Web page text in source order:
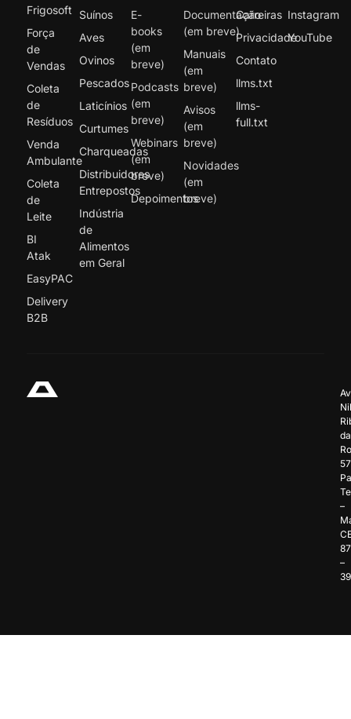
Frigosoft
Força
de
Vendas
Coleta
de
Resíduos
Venda
Ambulante
Coleta
de
Leite
BI
Atak
EasyPAC
Delivery
B2B
Suínos
Aves
Ovinos
Pescados
Laticínios
Curtumes
Charqueadas
Distribuidores
Entrepostos
Indústria
de
Alimentos
em Geral
E-
books
(em
breve)
Podcasts
(em
breve)
Webinars
(em
breve)
Depoimentos
Documentação
(em breve)
Manuais
(em
breve)
Avisos
(em
breve)
Novidades
(em
breve)
Carreiras
Privacidade
Contato
llms.txt
llms-
full.txt
Instagram
YouTube
da
–
–